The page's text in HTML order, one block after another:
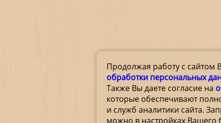
Продолжая работу с сайтом
обработки персональных
Также Вы даете согласие на
которые обеспечивают
и служб аналитики сайта.
можно в настройках Вашего